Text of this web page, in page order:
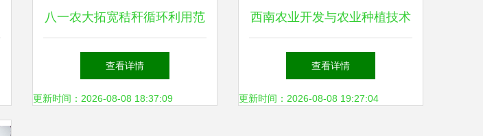
八一农大拓宽秸秆循环利用范
围 开辟农业资源转化新路径
查看详情
更新时间：2026-08-08 18:37:09
西南农业开发与农业种植技术
下载指南
查看详情
更新时间：2026-08-08 19:27:04